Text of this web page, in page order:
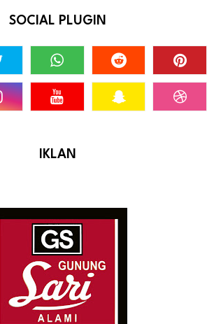
SOCIAL PLUGIN
IKLAN